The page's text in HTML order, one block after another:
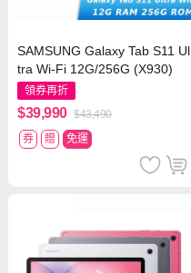
SAMSUNG Galaxy Tab S11 Ul
tra Wi-Fi 12G/256G (X930)
領券再折
$39,990 $43,490
券
贈 免運